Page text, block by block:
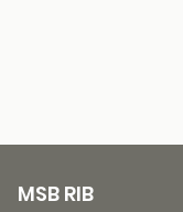
MSB RIB